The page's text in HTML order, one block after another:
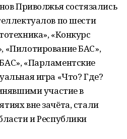
Приволжья состязались
по шести
«Конкурс
БАС»,
«Парламентские
игра «Что? Где?
участие в
вне зачёта, стали
и Республики